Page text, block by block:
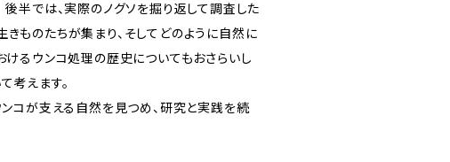
半では、実際のノグソを掘り返して調査した
ものたちが集まり、そしてどのように自然に
けるウンコ処理の歴史についてもおさらいし
考えます。
ンコが支える自然を見つめ、研究と実践を続